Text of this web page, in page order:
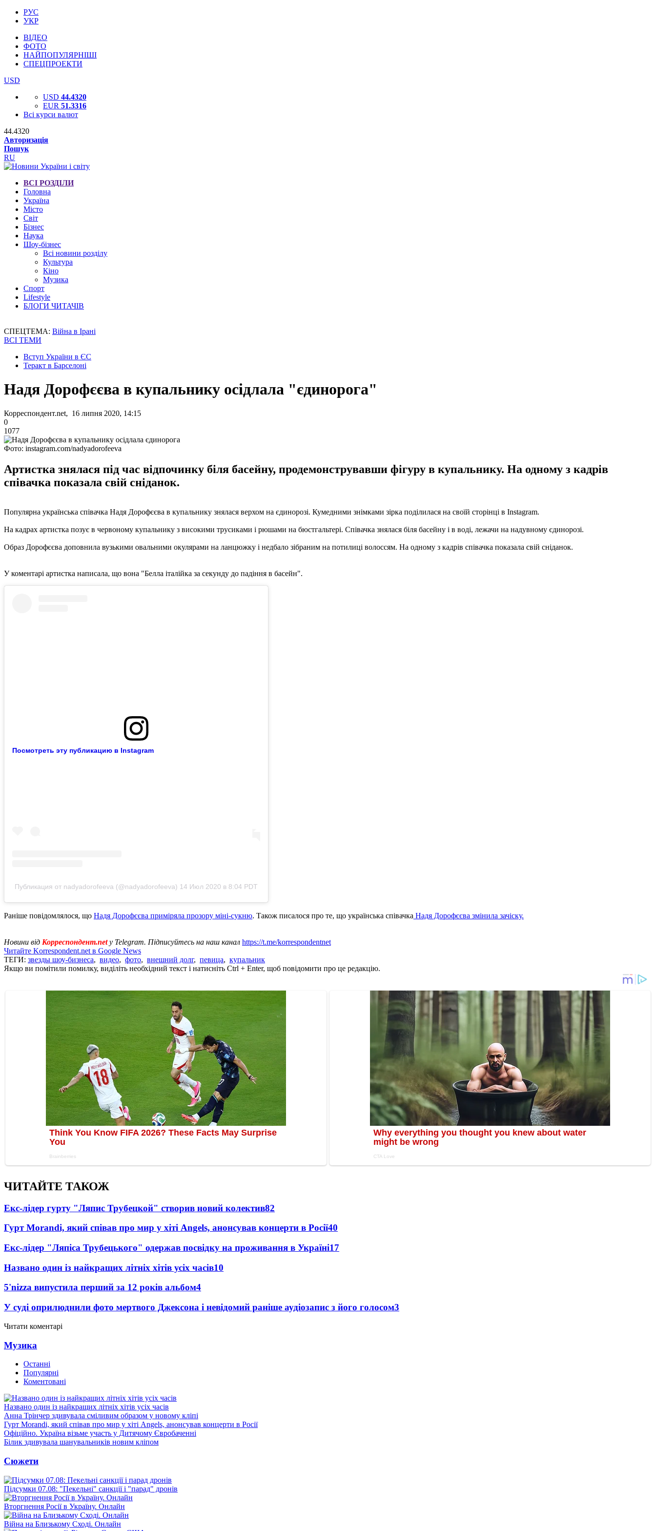
РУС
УКР
ВІДЕО
ФОТО
НАЙПОПУЛЯРНІШІ
СПЕЦПРОЕКТИ
USD
USD 44.4320
EUR 51.3316
Всі курси валют
44.4320
Авторизація
Пошук
RU
ВСІ РОЗДІЛИ
Головна
Україна
Місто
Світ
Бізнес
Наука
Шоу-бізнес
Всі новини розділу
Культура
Кіно
Музика
Спорт
Lifestyle
БЛОГИ ЧИТАЧІВ
СПЕЦТЕМА: Війна в Ірані
ВСІ ТЕМИ
Вступ України в ЄС
Теракт в Барселоні
Надя Дорофєєва в купальнику осідлала "єдинорога"
Корреспондент.net, 16 липня 2020, 14:15
0
1077
Фото: instagram.com/nadyadorofeeva
Артистка знялася під час відпочинку біля басейну, продемонструвавши фігуру в купальнику. На одному з кадрів
співачка показала свій сніданок.
Популярна українська співачка Надя Дорофєєва в купальнику знялася верхом на єдинорозі. Кумедними знімками зірка поділилася на своїй сторінці в Instagram.
На кадрах артистка позує в червоному купальнику з високими трусиками і рюшами на бюстгальтері. Співачка знялася біля басейну і в воді, лежачи на надувному єдинорозі.
Образ Дорофєєва доповнила вузькими овальними окулярами на ланцюжку і недбало зібраним на потилиці волоссям. На одному з кадрів співачка показала свій сніданок.
У коментарі артистка написала, що вона "Белла італійка за секунду до падіння в басейн".
Посмотреть эту публикацию в Instagram
Публикация от nadyadorofeeva (@nadyadorofeeva) 14 Июл 2020 в 8:04 PDT
Раніше повідомлялося, що Надя Дорофєєва приміряла прозору міні-сукню. Також писалося про те, що українська співачка Надя Дорофєєва змінила зачіску.
Новини від Корреспондент.net у Telegram. Підписуйтесь на наш канал https://t.me/korrespondentnet
Читайте Korrespondent.net в Google News
ТЕГИ: звезды шоу-бизнеса, видео, фото, внешний долг, певица, купальник
Якщо ви помітили помилку, виділіть необхідний текст і натисніть Ctrl + Enter, щоб повідомити про це редакцію.
ЧИТАЙТЕ ТАКОЖ
Екс-лідер гурту "Ляпис Трубецкой" створив новий колектив82
Гурт Morandi, який співав про мир у хіті Angels, анонсував концерти в Росії40
Екс-лідер "Ляпіса Трубецького" одержав посвідку на проживання в Україні17
Названо один із найкращих літніх хітів усіх часів10
5'nizza випустила перший за 12 років альбом4
У суді оприлюднили фото мертвого Джексона і невідомий раніше аудіозапис з його голосом3
Читати коментарі
Музика
Останні
Популярні
Коментовані
Названо один із найкращих літніх хітів усіх часів
Анна Трінчер здивувала сміливим образом у новому кліпі
Гурт Morandi, який співав про мир у хіті Angels, анонсував концерти в Росії
Офіційно. Україна візьме участь у Дитячому Євробаченні
Білик здивувала шанувальників новим кліпом
Сюжети
Підсумки 07.08: "Пекельні" санкції і "парад" дронів
Вторгнення Росії в Україну. Онлайн
Війна на Близькому Сході. Онлайн